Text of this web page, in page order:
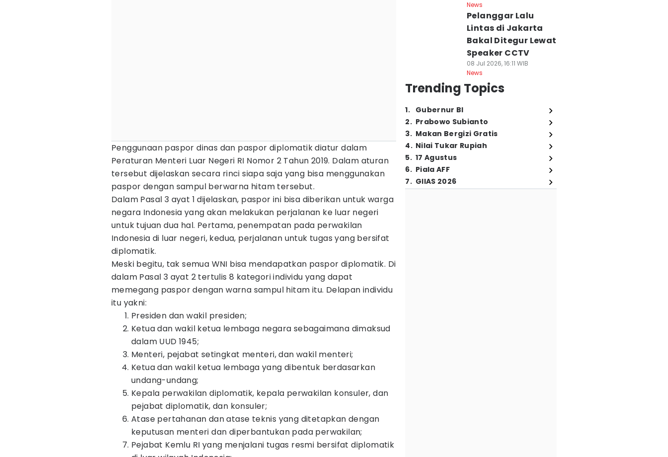
Penggunaan paspor dinas dan paspor diplomatik diatur dalam
Peraturan Menteri Luar Negeri RI Nomor 2 Tahun 2019. Dalam aturan
tersebut dijelaskan secara rinci siapa saja yang bisa menggunakan
paspor dengan sampul berwarna hitam tersebut.
Dalam Pasal 3 ayat 1 dijelaskan, paspor ini bisa diberikan untuk warga
negara Indonesia yang akan melakukan perjalanan ke luar negeri
untuk tujuan dua hal. Pertama, penempatan pada perwakilan
Indonesia di luar negeri, kedua, perjalanan untuk tugas yang bersifat
diplomatik.
Meski begitu, tak semua WNI bisa mendapatkan paspor diplomatik. Di
dalam Pasal 3 ayat 2 tertulis 8 kategori individu yang dapat
memegang paspor dengan warna sampul hitam itu. Delapan individu
itu yakni:
Presiden dan wakil presiden;
Ketua dan wakil ketua lembaga negara sebagaimana dimaksud
dalam UUD 1945;
Menteri, pejabat setingkat menteri, dan wakil menteri;
Ketua dan wakil ketua lembaga yang dibentuk berdasarkan
undang-undang;
Kepala perwakilan diplomatik, kepala perwakilan konsuler, dan
pejabat diplomatik, dan konsuler;
Atase pertahanan dan atase teknis yang ditetapkan dengan
keputusan menteri dan diperbantukan pada perwakilan;
Pejabat Kemlu RI yang menjalani tugas resmi bersifat diplomatik
News
Pelanggar Lalu
Lintas di Jakarta
Bakal Ditegur Lewat
Speaker CCTV
08 Jul 2026, 16:11 WIB
News
Trending Topics
1. Gubernur BI
2. Prabowo Subianto
3. Makan Bergizi Gratis
4. Nilai Tukar Rupiah
5. 17 Agustus
6. Piala AFF
7. GIIAS 2026